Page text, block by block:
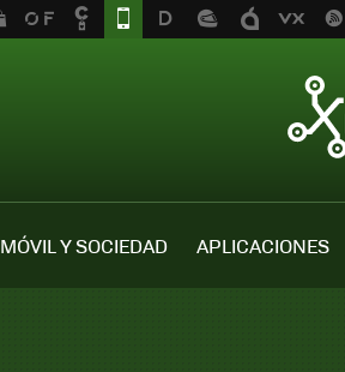
MÓVIL Y SOCIEDAD APLICACIONES